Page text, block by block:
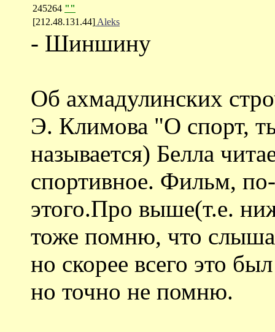
245264 ""
[212.48.131.44] Aleks
- Шиншину
Об ахмадулинских
Э. Климова "О спорт,
называется) Белла
спортивное. Фильм,
этого.Про выше(т.е.
тоже помню, что
но скорее всего это
но точно не помню.